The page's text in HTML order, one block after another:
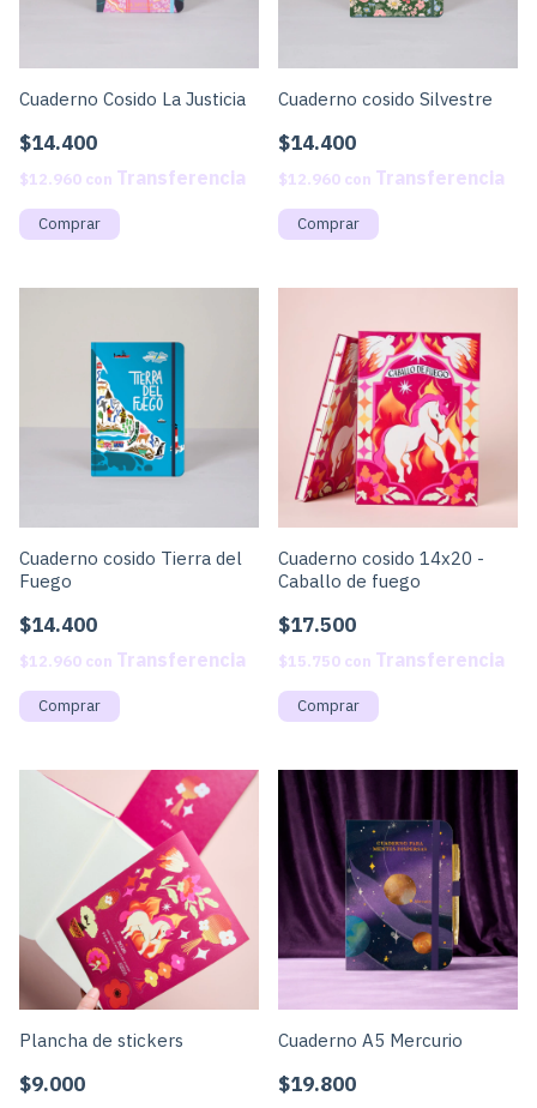
Cuaderno Cosido La Justicia
$14.400
$12.960 con
Cuaderno cosido Silvestre
$14.400
$12.960 con
Cuaderno cosido Tierra del
Fuego
$14.400
$12.960 con
Cuaderno cosido 14x20 -
Caballo de fuego
$17.500
$15.750 con
Plancha de stickers
$9.000
Cuaderno A5 Mercurio
$19.800